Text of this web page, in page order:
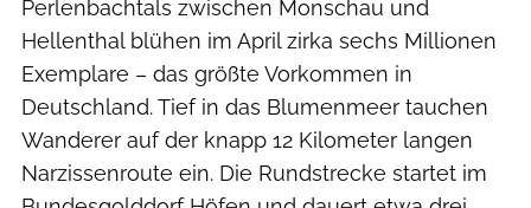
Perlenbachtals zwischen Monschau und
Hellenthal blühen im April zirka sechs Millionen
Exemplare – das größte Vorkommen in
Deutschland. Tief in das Blumenmeer tauchen
Wanderer auf der knapp 12 Kilometer langen
Narzissenroute ein. Die Rundstrecke startet im